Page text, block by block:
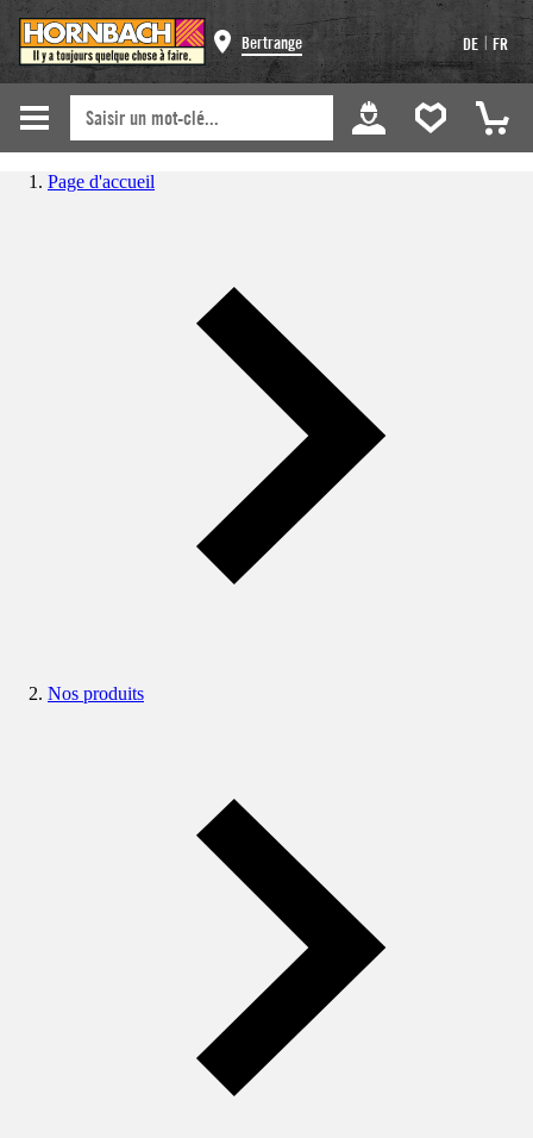
Bertrange DE | FR
Page d'accueil
Nos produits